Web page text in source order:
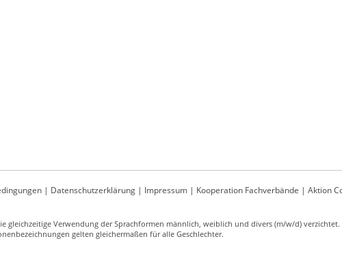
| Datenschutzerklärung| Impressum| Kooperation Fachverbände | Aktion
gleichzeitige Verwendung der Sprachformen männlich, weiblich und divers (m/w/d) verzichtet.
gelten gleichermaßen für alle Geschlechter.